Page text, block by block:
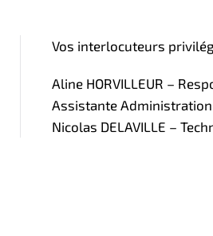
Vos interlocuteurs
Aline HORVILLEUR –
Assistante Administration
Nicolas DELAVILLE –